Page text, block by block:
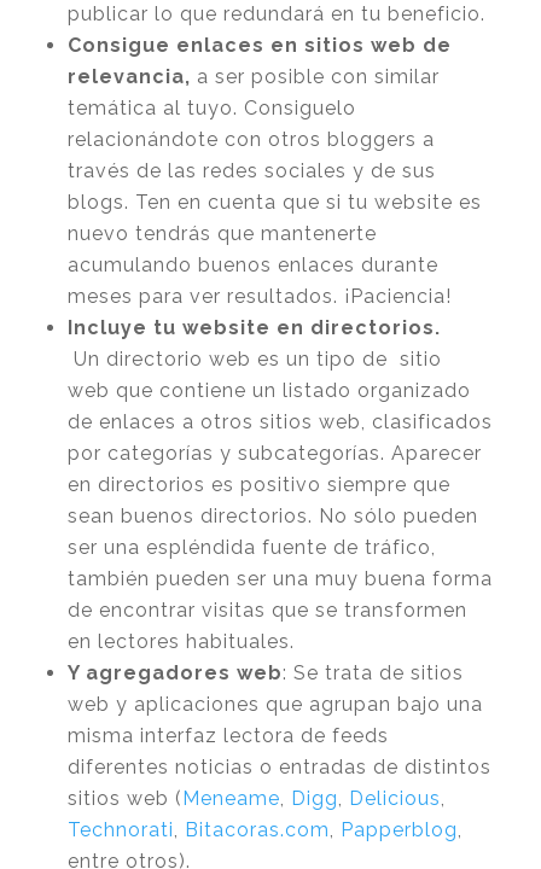
publicar lo que redundará en tu beneficio.
Consigue enlaces en sitios web de
relevancia, a ser posible con similar
temática al tuyo. Consiguelo
relacionándote con otros bloggers a
través de las redes sociales y de sus
blogs. Ten en cuenta que si tu website es
nuevo tendrás que mantenerte
acumulando buenos enlaces durante
meses para ver resultados. ¡Paciencia!
Incluye tu website en directorios.
Un directorio web es un tipo de sitio
web que contiene un listado organizado
de enlaces a otros sitios web, clasificados
por categorías y subcategorías. Aparecer
en directorios es positivo siempre que
sean buenos directorios. No sólo pueden
ser una espléndida fuente de tráfico,
también pueden ser una muy buena forma
de encontrar visitas que se transformen
en lectores habituales.
Y agregadores web: Se trata de sitios
web y aplicaciones que agrupan bajo una
misma interfaz lectora de feeds
diferentes noticias o entradas de distintos
sitios web (Meneame Digg Delicious
Technorati
Bitacoras.com Papperblog
entre otros).